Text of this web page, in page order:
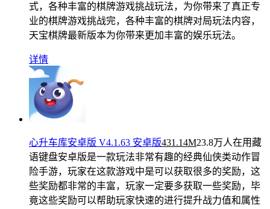
式，各种丰富的棋牌游戏挑战玩法，为你带来了真正专
业的棋牌游戏挑战完，各种丰富的棋牌对局玩法内容，
天宝棋牌最新版本为你带来更加丰富的娱乐玩法。
详情
心升车库安卓版 V4.1.63 安卓版431.14M23.8万人在用藏
语键盘安卓版是一款玩法非常有趣的经典仙侠类动作冒
险手游，玩家在这款游戏中是可以获取很多的奖励，这
些奖励都非常的丰富，玩家一定要多获取一些奖励，毕
竟这些奖励可以帮助玩家快速的进行提升战力值和属性